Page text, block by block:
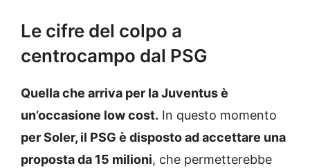
Le cifre del colpo a
centrocampo dal PSG
Quella che arriva per la Juventus è
un’occasione low cost. In questo momento
per Soler, il PSG è disposto ad accettare una
proposta da 15 milioni, che permetterebbe